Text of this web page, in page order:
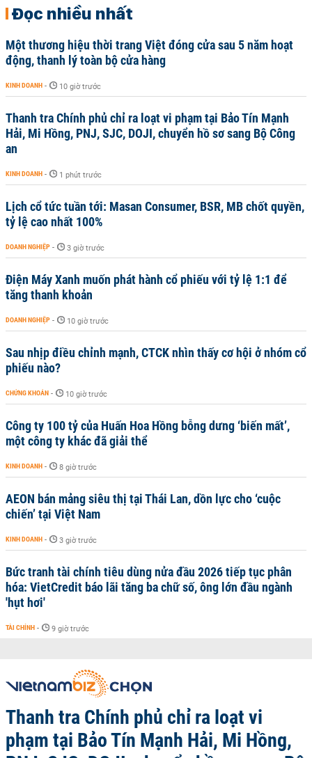
Đọc nhiều nhất
Một thương hiệu thời trang Việt đóng cửa sau 5 năm hoạt
động, thanh lý toàn bộ cửa hàng
KINH DOANH - 10 giờ trước
Thanh tra Chính phủ chỉ ra loạt vi phạm tại Bảo Tín Mạnh
Hải, Mi Hồng, PNJ, SJC, DOJI, chuyển hồ sơ sang Bộ Công
an
KINH DOANH - 1 phút trước
Lịch cổ tức tuần tới: Masan Consumer, BSR, MB chốt quyền,
tỷ lệ cao nhất 100%
DOANH NGHIỆP - 3 giờ trước
Điện Máy Xanh muốn phát hành cổ phiếu với tỷ lệ 1:1 để
tăng thanh khoản
DOANH NGHIỆP - 10 giờ trước
Sau nhịp điều chỉnh mạnh, CTCK nhìn thấy cơ hội ở nhóm cổ
phiếu nào?
CHỨNG KHOÁN - 10 giờ trước
Công ty 100 tỷ của Huấn Hoa Hồng bỗng dưng ‘biến mất’,
một công ty khác đã giải thể
KINH DOANH - 8 giờ trước
AEON bán mảng siêu thị tại Thái Lan, dồn lực cho ‘cuộc
chiến’ tại Việt Nam
KINH DOANH - 3 giờ trước
Bức tranh tài chính tiêu dùng nửa đầu 2026 tiếp tục phân
hóa: VietCredit báo lãi tăng ba chữ số, ông lớn đầu ngành
'hụt hơi'
TÀI CHÍNH - 9 giờ trước
Thanh tra Chính phủ chỉ ra loạt vi
phạm tại Bảo Tín Mạnh Hải, Mi Hồng,